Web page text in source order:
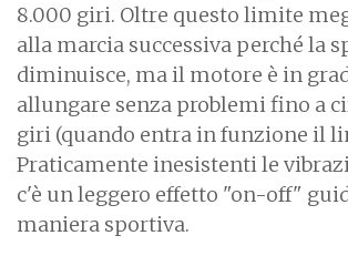
8.000 giri. Oltre questo limite
alla marcia successiva perché la
diminuisce, ma il motore è in
allungare senza problemi fino a
giri (quando entra in funzione il
Praticamente inesistenti le
c'è un leggero effetto "on-off"
maniera sportiva.